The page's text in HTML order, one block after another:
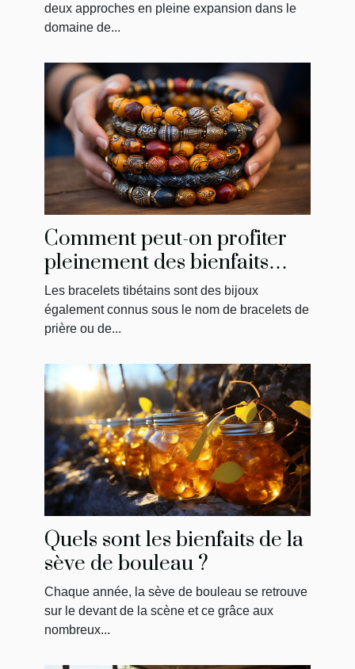
ça fonctionne?
deux approches en pleine expansion dans le
domaine de...
Comment peut-on profiter
pleinement des bienfaits
d’un bracelet tibétain ?
Les bracelets tibétains sont des bijoux
également connus sous le nom de bracelets de
prière ou de...
Quels sont les bienfaits de la
sève de bouleau ?
Chaque année, la sève de bouleau se retrouve
sur le devant de la scène et ce grâce aux
nombreux...